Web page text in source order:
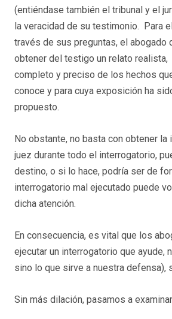
(entiéndase también el tribunal y el
la veracidad de su testimonio. Para
través de sus preguntas, el abogado
obtener del testigo un relato realista,
completo y preciso de los hechos
conoce y para cuya exposición ha
propuesto.
No obstante, no basta con obtener
juez durante todo el interrogatorio,
destino, o si lo hace, podría ser de
interrogatorio mal ejecutado puede
dicha atención.
En consecuencia, es vital que los
ejecutar un interrogatorio que
sino lo que sirve a nuestra defensa),
Sin más dilación, pasamos a